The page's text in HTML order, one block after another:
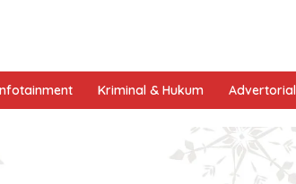
Kriminal & Hukum Advertorial